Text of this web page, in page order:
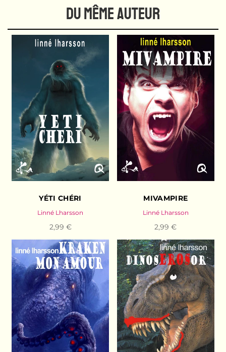
DU MÊME AUTEUR
YÉTI CHÉRI
Linné Lharsson
2,99 €
MIVAMPIRE
Linné Lharsson
2,99 €